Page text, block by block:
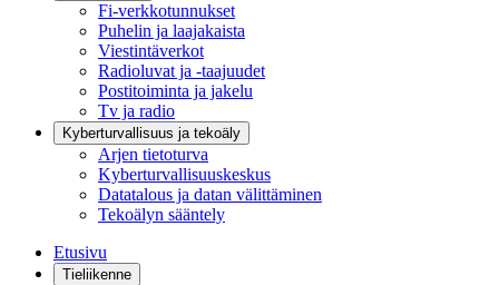
Fi-verkkotunnukset
Puhelin ja laajakaista
Viestintäverkot
Radioluvat ja -taajuudet
Postitoiminta ja jakelu
Tv ja radio
Kyberturvallisuus ja tekoäly
Arjen tietoturva
Kyberturvallisuuskeskus
Datatalous ja datan välittäminen
Tekoälyn sääntely
Etusivu
Tieliikenne